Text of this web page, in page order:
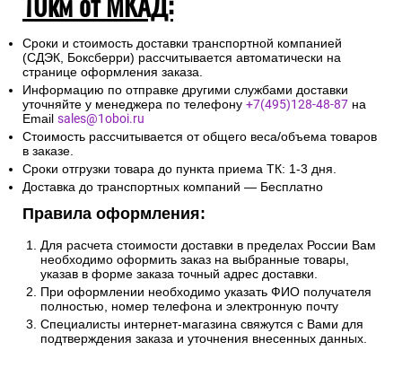
Сроки и стоимость доставки транспортной компанией
(СДЭК, Боксберри) рассчитывается автоматически на
странице оформления заказа.
Информацию по отправке другими службами доставки
уточняйте у менеджера по телефону +7(495)128-48-87 на
Email sales@1oboi.ru
Стоимость рассчитывается от общего веса/объема товаров
в заказе.
Сроки отгрузки товара до пункта приема ТК: 1-3 дня.
Доставка до транспортных компаний — Бесплатно
Правила оформления:
Для расчета стоимости доставки в пределах России Вам
необходимо оформить заказ на выбранные товары,
указав в форме заказа точный адрес доставки.
При оформлении необходимо указать ФИО получателя
полностью, номер телефона и электронную почту
Специалисты интернет-магазина свяжутся с Вами для
подтверждения заказа и уточнения внесенных данных.